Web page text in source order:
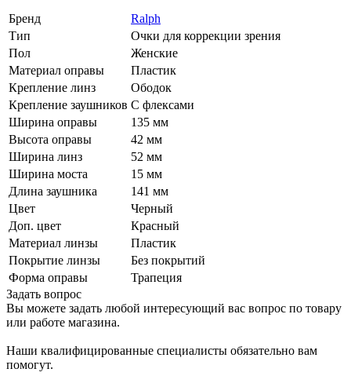
Бренд
Ralph
Тип
Очки для коррекции зрения
Пол
Женские
Материал оправы
Пластик
Крепление линз
Ободок
Крепление заушников С флексами
Ширина оправы
135 мм
Высота оправы
42 мм
Ширина линз
52 мм
Ширина моста
15 мм
Длина заушника
141 мм
Цвет
Черный
Доп. цвет
Красный
Материал линзы
Пластик
Покрытие линзы
Без покрытий
Форма оправы
Трапеция
Задать вопрос
Вы можете задать любой интересующий вас вопрос по товару
или работе магазина.
Наши квалифицированные специалисты обязательно вам
помогут.